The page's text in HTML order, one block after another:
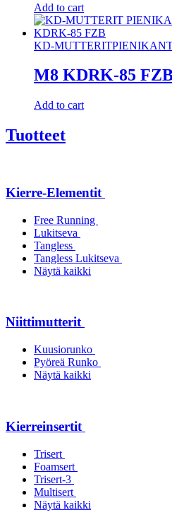
Add to cart
KD-MUTTERIT
M8 KDRK-85
Add to cart
Tuotteet
Kierre-Elementit
Free Running
Lukitseva
Tangless
Tangless Lukitseva
Näytä kaikki
Niittimutterit
Kuusiorunko
Pyöreä Runko
Näytä kaikki
Kierreinsertit
Trisert
Foamsert
Trisert-3
Multisert
Näytä kaikki